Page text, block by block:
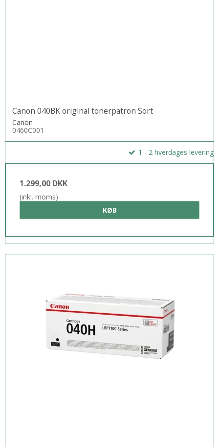
Canon 040BK original tonerpatron Sort
Canon
0460C001
1 - 2 hverdages levering
1.299,00 DKK
(inkl. moms)
KØB